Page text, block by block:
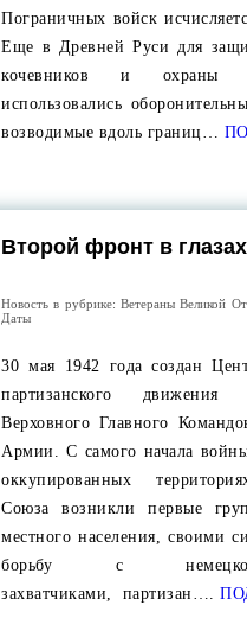
Пограничных войск
Еще в Древней Руси для
кочевников и охраны
использовались
возводимые вдоль границ…
Второй фронт в
Новость в рубрике:Ветераны Великой
Даты
30 мая 1942 года создан
партизанского
Верховного Главного
Армии. С самого начала
оккупированных
Союза возникли первые
местного населения, своими
борьбу с немецко-
захватчиками, партизан….